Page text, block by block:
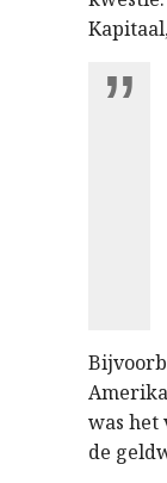
was het
de